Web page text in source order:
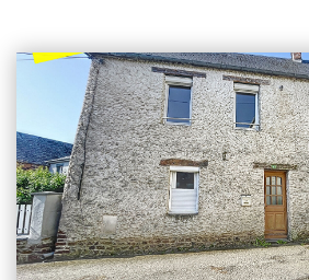
desservant un salon - séjour , une
équipée , toilettes et accès à une
un palier desservant trois chambres
toilettes. Au troisième étage :
parentale avec salle d'eau privative
à la terrasse un dépendances sur
accès indépendant. Grande
de 120 m2 PRIX : 227000€ Honoraires à la charge du
vendeur. Classe énergie : C (157) Classe climat : B (6)
Montant estimé des dépenses
usage standard : entre 2560 € et
référence des prix de l'énergie
estimation sur les années 2021, 2022 et 2023 (abonnements
compris). "Les informations sur les risques auxquels ce bien